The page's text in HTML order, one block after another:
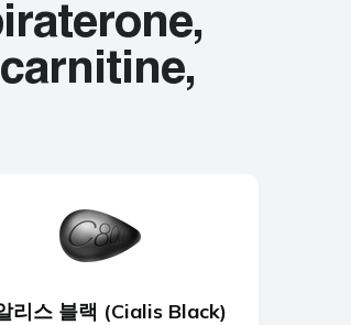
리스 블랙 (Cialis Black)